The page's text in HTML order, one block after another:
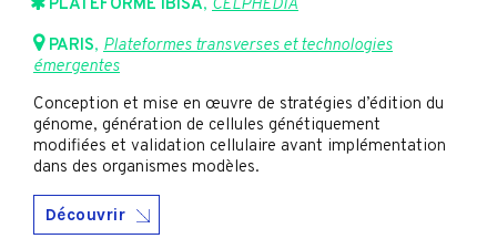
PLATEFORME IBiSA, CELPHEDIA
PARIS, Plateformes transverses et technologies
émergentes
Conception et mise en œuvre de stratégies d’édition du
génome, génération de cellules génétiquement
modifiées et validation cellulaire avant implémentation
dans des organismes modèles.
Découvrir